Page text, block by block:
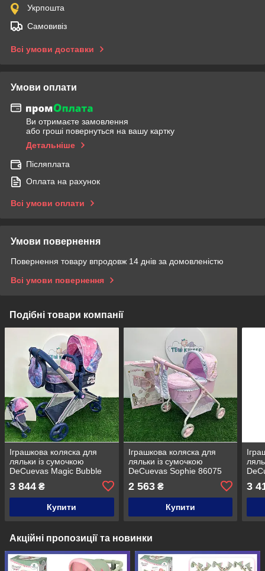
Укрпошта
Самовивіз
Всі умови доставки
Умови оплати
Ви отримаєте замовлення
або гроші повернуться на вашу картку
Детальніше
Післяплата
Оплата на рахунок
Всі умови оплати
Умови повернення
Повернення товару впродовж 14 днів за домовленістю
Всі умови повернення
Подібні товари компанії
Іграшкова коляска для
ляльки із сумочкою
DeCuevas Magic Bubble
3 844 ₴
Купити
Іграшкова коляска для
ляльки із сумочкою
DeCuevas Sophie 86075
2 563₴
Купити
3
Акційні пропозиції та новинки